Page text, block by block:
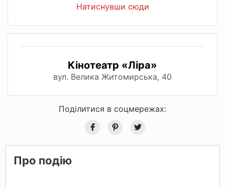
Натиснувши сюди
Кінотеатр «Ліра»
вул. Велика Житомирська, 40
Поділитися в соцмережах:
Про подію